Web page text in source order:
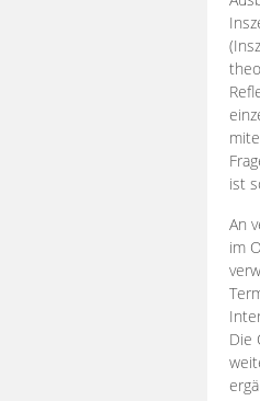
ist
An
im
Die